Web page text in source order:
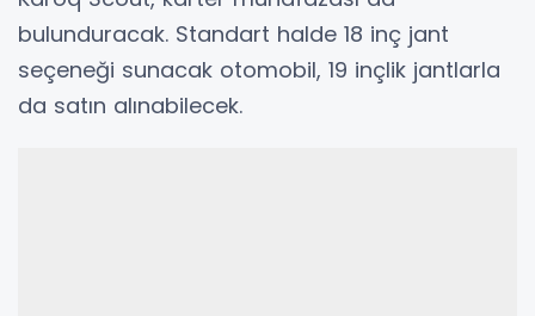
bulunduracak. Standart halde 18 inç jant
seçeneği sunacak otomobil, 19 inçlik jantlarla
da satın alınabilecek.